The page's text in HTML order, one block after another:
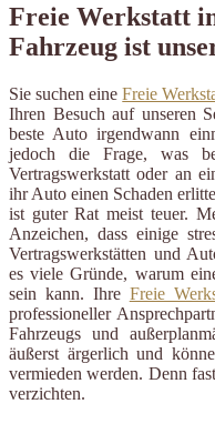
Freie Werkstatt
Fahrzeug ist
Sie suchen eineFreie
Ihren Besuch auf unseren
beste Auto irgendwann
jedoch die Frage, was
Vertragswerkstatt oder an
ihr Auto einen Schaden
ist guter Rat meist teuer.
Anzeichen, dass einige
Vertragswerkstätten und
es viele Gründe, warum
sein kann. Ihre Freie
professioneller
Fahrzeugs und
äußerst ärgerlich und
vermieden werden. Denn
verzichten.